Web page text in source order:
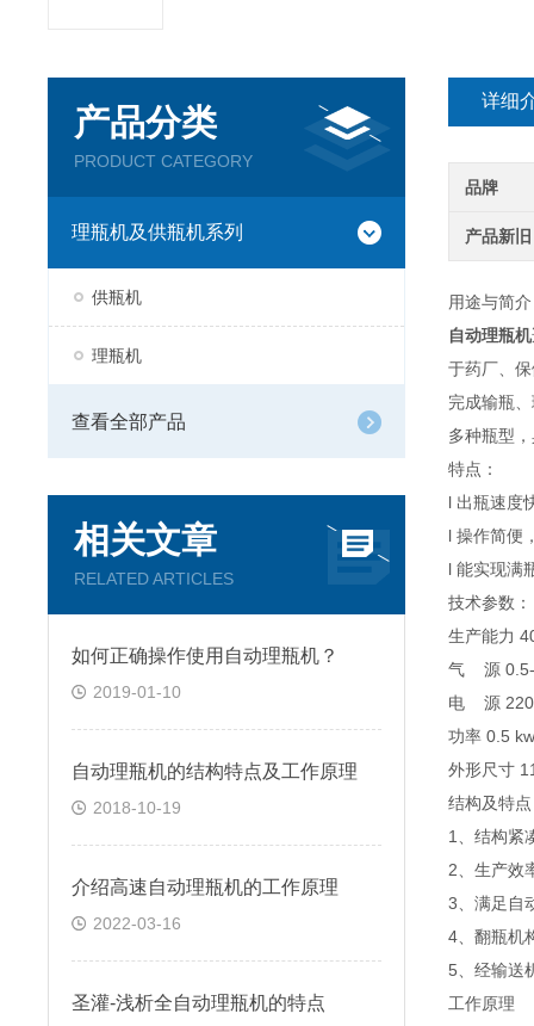
详细
品牌
产品新旧
用途与简
自动理瓶机
于药厂、
完成输瓶
多种瓶型
特点：
l 出瓶速度
l 操作简便
l 能实现满
技术参数：
生产能力
气 源
电 源
功率 0.5
外形尺
结构
1、结构紧
2、生产
3、满足自
4、翻瓶机
5、经输送
工
产品分类
PRODUCT CATEGORY
理瓶机及供瓶机系列
供瓶机
理瓶机
查看全部产品
相关文章
RELATED ARTICLES
如何正确操作使用自动理瓶机？
2019-01-10
自动理瓶机的结构特点及工作原理
2018-10-19
介绍高速自动理瓶机的工作原理
2022-03-16
圣灌-浅析全自动理瓶机的特点